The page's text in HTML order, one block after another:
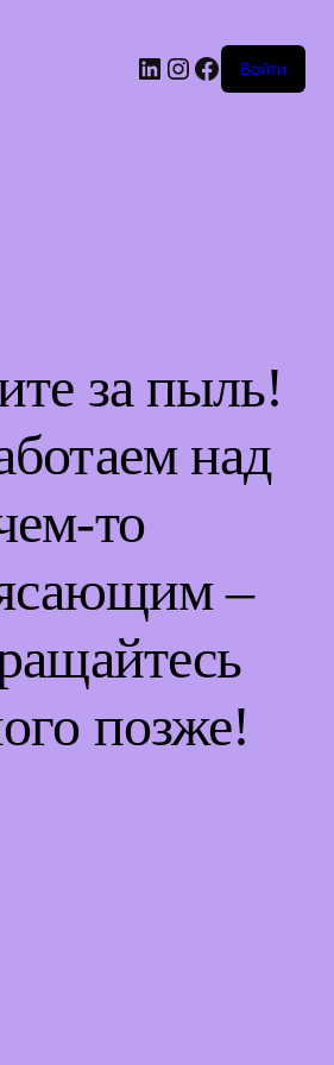
LinkedIn
Instagram
Facebook
Войти
за пыль!
над
то
–
позже!